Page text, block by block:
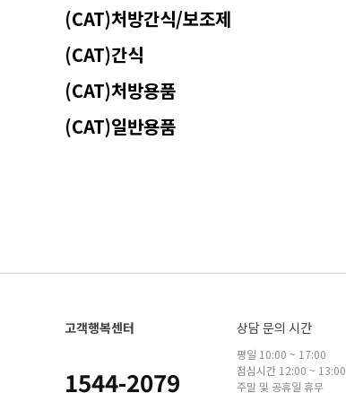
(CAT)처방간식/보조제
(CAT)간식
(CAT)처방용품
(CAT)일반용품
고객행복센터
1544-2079
상담 문의 시간
평일 10:00 ~ 17:00
점심시간 12:00 ~ 13:00
주말 및 공휴일 휴무